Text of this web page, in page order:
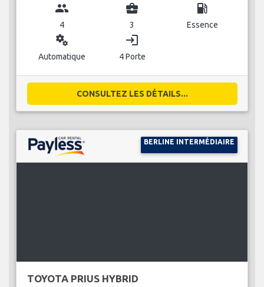
group
4
business_center
3
local_gas_station
Essence
miscellaneous_services
Automatique
login
4 Porte
CONSULTEZ LES DÉTAILS...
BERLINE INTERMÉDIAIRE
TOYOTA PRIUS HYBRID